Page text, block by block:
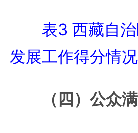
表3 西藏自
发展工作得分情
（四）公众满